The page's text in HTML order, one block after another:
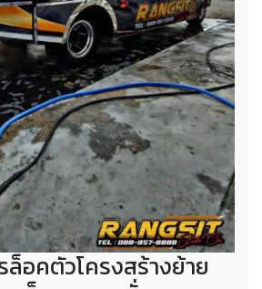
ล็อคตัวโครงสร้างย้าย